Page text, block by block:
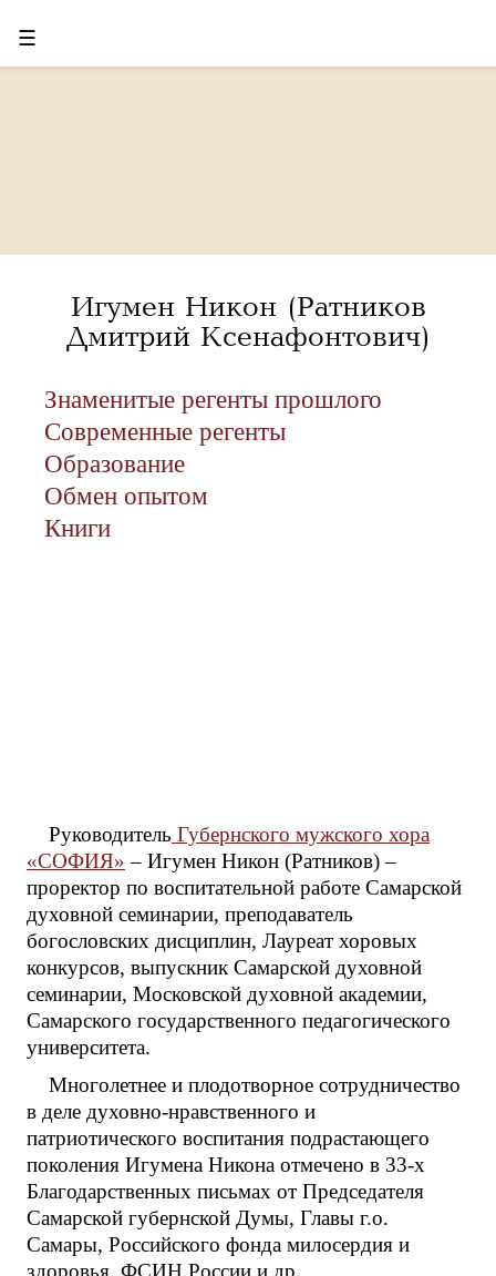
☰
Игумен Никон (Ратников
Дмитрий Ксенафонтович)
Знаменитые регенты прошлого
Современные регенты
Образование
Обмен опытом
Книги
Руководитель Губернского мужского хора
«СОФИЯ» – Игумен Никон (Ратников) –
проректор по воспитательной работе Самарской
духовной семинарии, преподаватель
богословских дисциплин, Лауреат хоровых
конкурсов, выпускник Самарской духовной
семинарии, Московской духовной академии,
Самарского государственного педагогического
университета.
Многолетнее и плодотворное сотрудничество
в деле духовно-нравственного и
патриотического воспитания подрастающего
поколения Игумена Никона отмечено в 33-х
Благодарственных письмах от Председателя
Самарской губернской Думы, Главы г.о.
Самары, Российского фонда милосердия и
здоровья, ФСИН России и др.